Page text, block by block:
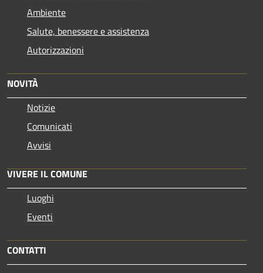
Ambiente
Salute, benessere e assistenza
Autorizzazioni
NOVITÀ
Notizie
Comunicati
Avvisi
VIVERE IL COMUNE
Luoghi
Eventi
CONTATTI